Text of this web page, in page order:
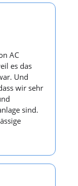
AC
es das
Und
wir sehr
sind.